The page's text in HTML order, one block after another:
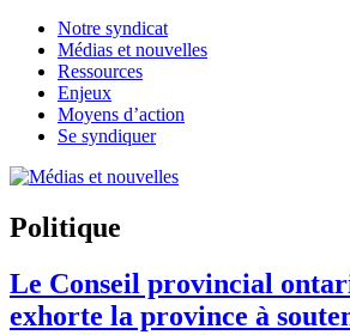
Notre syndicat
Médias et nouvelles
Ressources
Enjeux
Moyens d’action
Se syndiquer
Politique
Le Conseil provincial
exhorte la province à